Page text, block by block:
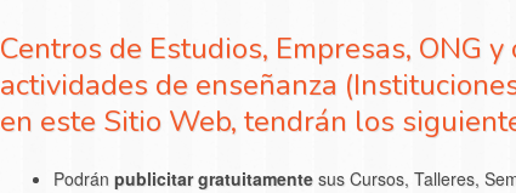
Centros de Estudios, Empresas, ONG
actividades de enseñanza
en este Sitio Web, tendrán los
Podrán publicitar gratuitamente sus Cursos, Talleres,